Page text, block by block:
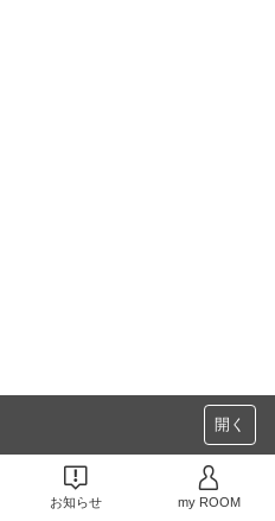
開く
お知らせ my ROOM